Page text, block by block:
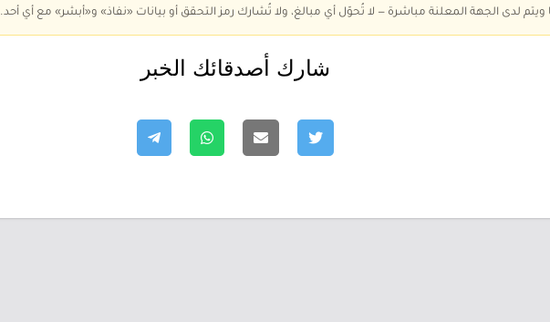
ويتم لدى الجهة المعلنة مباشرة — لا تُحوّل أي مبالغ، ولا تُشارك رمز التحقق أو بيانات «نفاذ» و«أبشر» مع أي أحد.
شارك أصدقائك الخبر